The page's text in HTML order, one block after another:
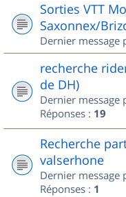
Sorties VTT
Saxonnex/
Dernier message
recherche
de DH)
Dernier message
Réponses : 19
Recherche
valserhone
Dernier message
Réponses : 1